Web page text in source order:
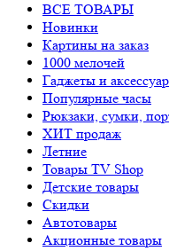
ВСЕ ТОВАРЫ
Новинки
Картины на заказ
1000 мелочей
Гаджеты и
Популярные часы
Рюкзаки, сумки,
ХИТ продаж
Летние
Товары TV Shop
Детские товары
Cкидки
Автотовары
Акционные товары